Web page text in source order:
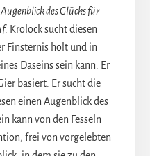
Augenblick des Glücks für
. Krolock sucht diesen
Finsternis holt und in
Daseins sein kann. Er
basiert. Er sucht die
einen Augenblick des
kann von den Fesseln
frei von vorgelebten